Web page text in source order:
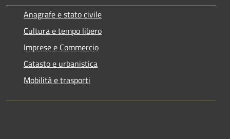
Anagrafe e stato civile
Cultura e tempo libero
Imprese e Commercio
Catasto e urbanistica
Mobilità e trasporti